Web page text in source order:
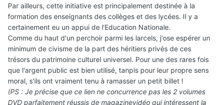
Par ailleurs, cette initiative est principalement destinée à la
formation des enseignants des collèges et des lycées. Il y a
certainement eu un appui de l'Education Nationale.
Comme du haut d'un perchoir parmi les larcels, j'ose espérer un
minimum de civisme de la part des héritiers privés de ces
trésors du patrimoine culturel universel. Pour une des rares fois
que l'argent public est bien utilisé, tanpis pour leur propre sens
moral, s'ils ont vraiment tenu à ramasser un petit billet !
(PS : Je précise que ce lien ne concurrence pas les 2 volumes
DVD parfaitement réussis de magazinevidéo qui intéressent la